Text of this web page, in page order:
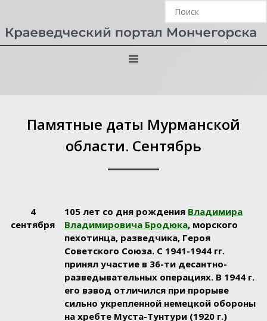
Памятные даты Мурманской
области. Сентябрь
4
сентября
105 лет со дня рождения Владимира
Владимировича Бродюка, морского
пехотинца, разведчика, Героя
Советского Союза. С 1941-1944 гг.
принял участие в 36-ти десантно-
разведывательных операциях. В 1944 г.
его взвод отличился при прорыве
сильно укрепленной немецкой обороны
на хребте Муста-Тунтури (1920 г.)